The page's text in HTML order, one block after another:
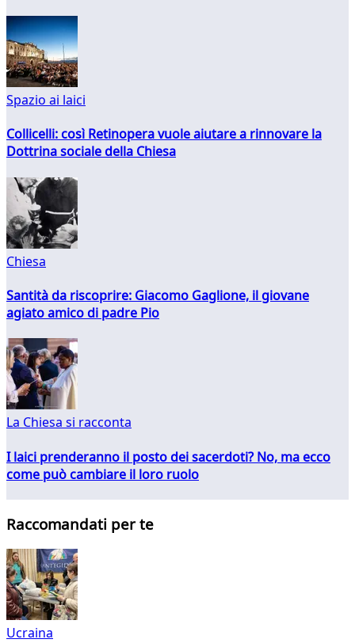
Spazio ai laici
Collicelli: così Retinopera vuole aiutare a rinnovare la
Dottrina sociale della Chiesa
Chiesa
Santità da riscoprire: Giacomo Gaglione, il giovane
agiato amico di padre Pio
La Chiesa si racconta
I laici prenderanno il posto dei sacerdoti? No, ma ecco
come può cambiare il loro ruolo
Raccomandati per te
Ucraina